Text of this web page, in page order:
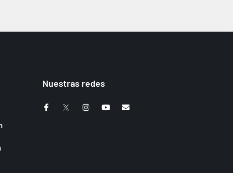
Nuestras redes